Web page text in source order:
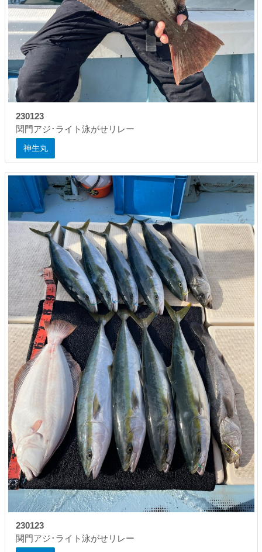
230123
関門アジ･ライト泳がせリレー
神生丸
230123
関門アジ･ライト泳がせリレー